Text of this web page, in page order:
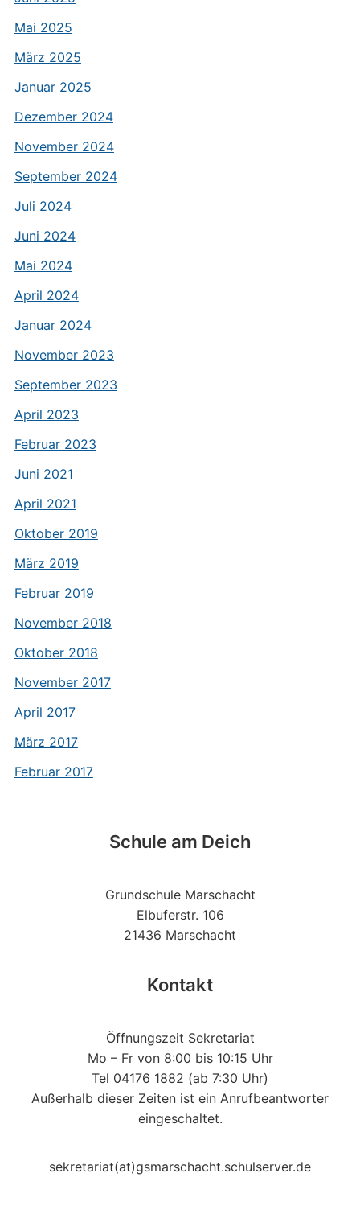
Mai 2025
März 2025
Januar 2025
Dezember 2024
November 2024
September 2024
Juli 2024
Juni 2024
Mai 2024
April 2024
Januar 2024
November 2023
September 2023
April 2023
Februar 2023
Juni 2021
April 2021
Oktober 2019
März 2019
Februar 2019
November 2018
Oktober 2018
November 2017
April 2017
März 2017
Februar 2017
Schule am Deich
Grundschule Marschacht
Elbuferstr. 106
21436 Marschacht
Kontakt
Öffnungszeit Sekretariat
Mo – Fr von 8:00 bis 10:15 Uhr
Tel 04176 1882 (ab 7:30 Uhr)
Außerhalb dieser Zeiten ist ein Anrufbeantworter
eingeschaltet.
sekretariat(at)gsmarschacht.schulserver.de